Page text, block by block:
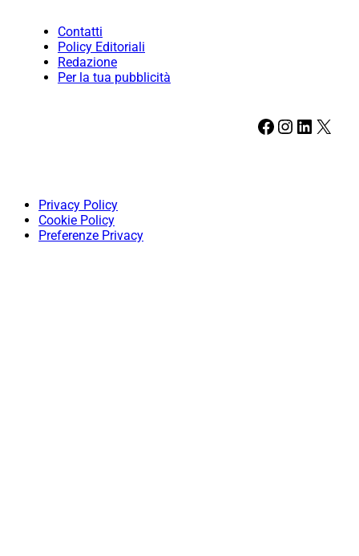
Contatti
Policy Editoriali
Redazione
Per la tua pubblicità
Facebook Instagram LinkedIn X
Privacy Policy
Cookie Policy
Preferenze Privacy